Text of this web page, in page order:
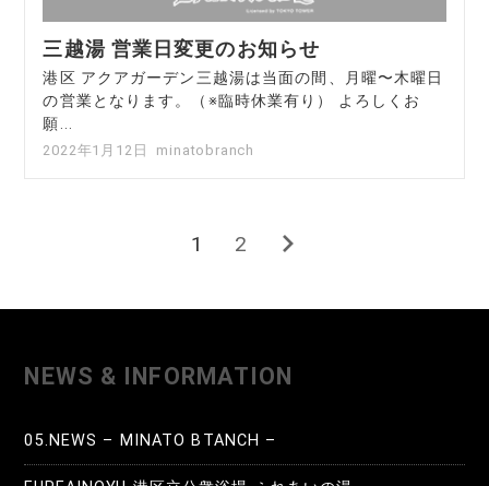
三越湯 営業日変更のお知らせ
港区 アクアガーデン三越湯は当面の間、月曜〜木曜日
の営業となります。（※臨時休業有り） よろしくお
願...
2022年1月12日 minatobranch
ビ
ゲ
ー
1 2
次
NEWS & INFORMATION
05.NEWS – MINATO BTANCH –